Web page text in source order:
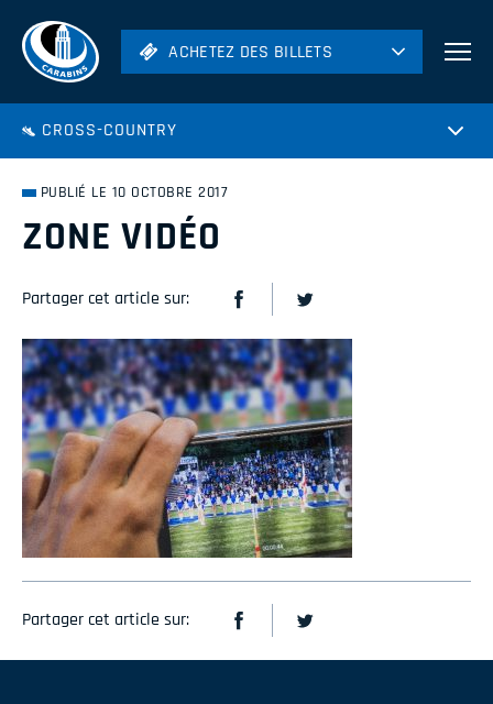
ACHETEZ DES BILLETS
Hockey
Rugby
ACHETEZ DES BILLETS
CROSS-COUNTRY
PUBLIÉ LE 10 OCTOBRE 2017
ZONE VIDÉO
Partager cet article sur:
Partager cet article sur: